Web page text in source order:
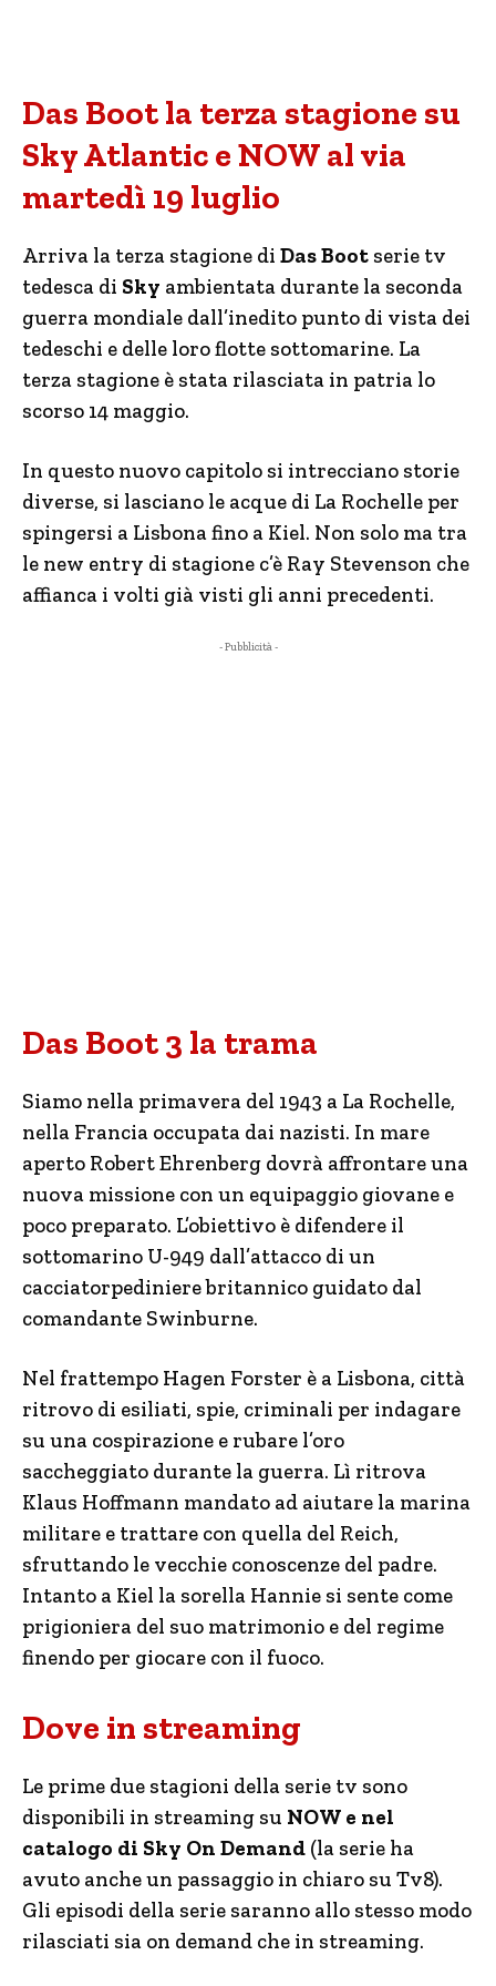
Das Boot la terza stagione su
Sky Atlantic e NOW al via
martedì 19 luglio
Arriva la terza stagione di Das Boot serie tv
tedesca di Sky ambientata durante la seconda
guerra mondiale dall’inedito punto di vista dei
tedeschi e delle loro flotte sottomarine. La
terza stagione è stata rilasciata in patria lo
scorso 14 maggio.
In questo nuovo capitolo si intrecciano storie
diverse, si lasciano le acque di La Rochelle per
spingersi a Lisbona fino a Kiel. Non solo ma tra
le new entry di stagione c’è Ray Stevenson che
affianca i volti già visti gli anni precedenti.
- Pubblicità -
Das Boot 3 la trama
Siamo nella primavera del 1943 a La Rochelle,
nella Francia occupata dai nazisti. In mare
aperto Robert Ehrenberg dovrà affrontare una
nuova missione con un equipaggio giovane e
poco preparato. L’obiettivo è difendere il
sottomarino U-949 dall’attacco di un
cacciatorpediniere britannico guidato dal
comandante Swinburne.
Nel frattempo Hagen Forster è a Lisbona, città
ritrovo di esiliati, spie, criminali per indagare
su una cospirazione e rubare l’oro
saccheggiato durante la guerra. Lì ritrova
Klaus Hoffmann mandato ad aiutare la marina
militare e trattare con quella del Reich,
sfruttando le vecchie conoscenze del padre.
Intanto a Kiel la sorella Hannie si sente come
prigioniera del suo matrimonio e del regime
finendo per giocare con il fuoco.
Dove in streaming
Le prime due stagioni della serie tv sono
disponibili in streaming su NOW e nel
catalogo di Sky On Demand (la serie ha
avuto anche un passaggio in chiaro su Tv8).
Gli episodi della serie saranno allo stesso modo
rilasciati sia on demand che in streaming.